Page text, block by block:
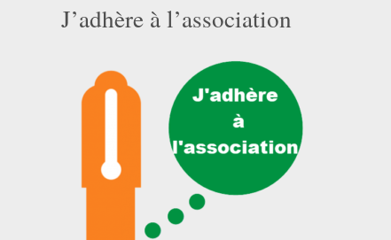
J’adhère à l’association